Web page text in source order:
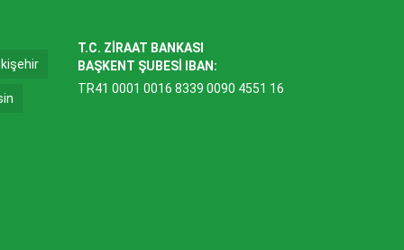
T.C. ZİRAAT BANKASI
BAŞKENT ŞUBESİ IBAN:
TR41 0001 0016 8339 0090 4551 16